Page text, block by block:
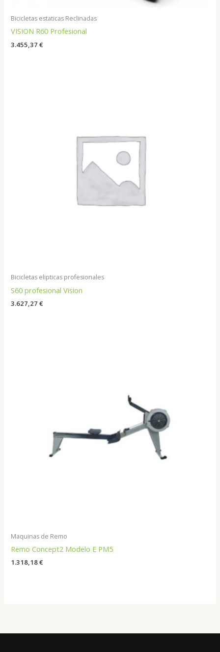
Bicicletas estaticas Reclinadas
VISION R60 Profesional
3.455,37€
Bicicletas elipticas profesionales
S60 profesional Vision
3.627,27€
Maquinas de Remo
Remo Concept2 Modelo E PM5
1.318,18€